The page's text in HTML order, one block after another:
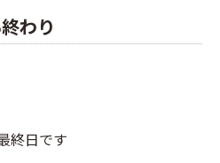
わり
終日です